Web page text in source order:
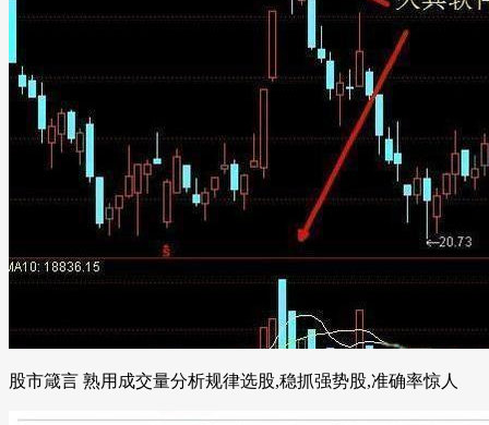
股市箴言 熟用成交量分析规律选股,稳抓强势股,准确率惊人